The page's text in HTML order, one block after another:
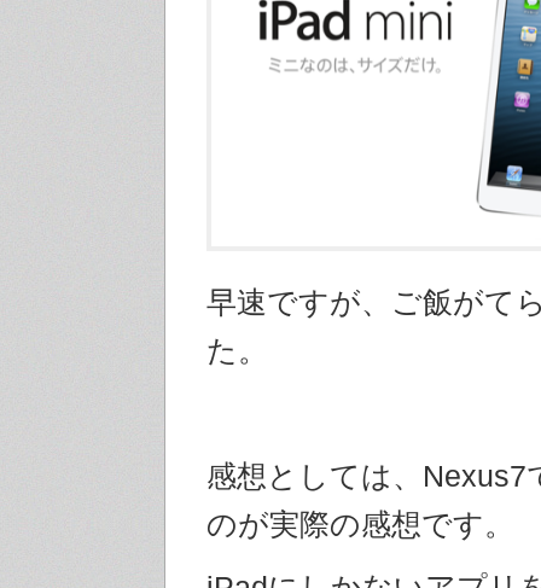
早速ですが、ご飯がて
た。
感想としては、Nexus7
のが実際の感想です。